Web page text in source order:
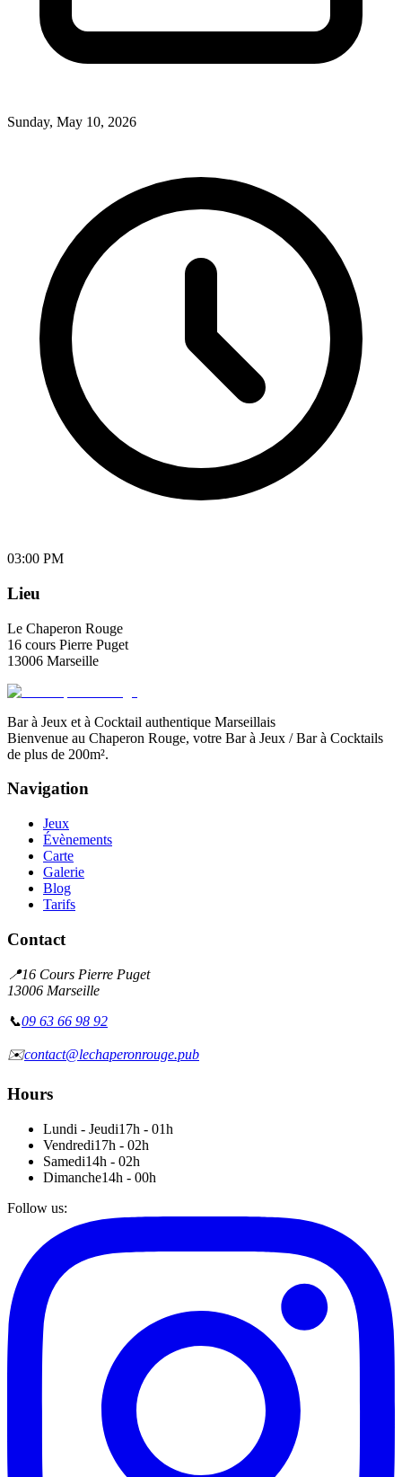
Sunday, May 10, 2026
03:00 PM
Lieu
Le Chaperon Rouge
16 cours Pierre Puget
13006 Marseille
Bar à Jeux et à Cocktail authentique Marseillais
Bienvenue au Chaperon Rouge, votre Bar à Jeux / Bar à Cocktails
de plus de 200m².
Navigation
Jeux
Évènements
Carte
Galerie
Blog
Tarifs
Contact
📍16 Cours Pierre Puget
13006 Marseille
📞09 63 66 98 92
✉️contact@lechaperonrouge.pub
Hours
Lundi - Jeudi17h - 01h
Vendredi17h - 02h
Samedi14h - 02h
Dimanche14h - 00h
Follow us: